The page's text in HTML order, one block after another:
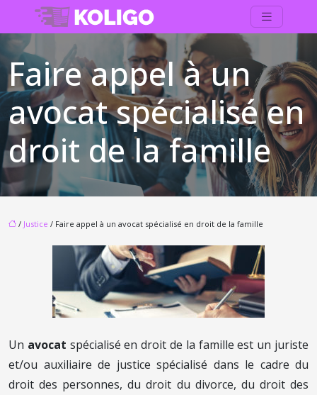
Faire appel à un
avocat spécialisé en
droit de la famille
/ Justice / Faire appel à un avocat spécialisé en droit de la famille
Un avocat spécialisé en droit de la famille est un juriste
et/ou auxiliaire de justice spécialisé dans le cadre du
droit des personnes, du droit du divorce, du droit des